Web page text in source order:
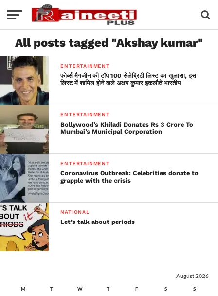
All posts tagged "Akshay kumar"
ENTERTAINMENT
फोर्ब्स मैगजीन की टॉप 100 सेलेब्रिटी लिस्ट का खुलासा, इस
लिस्ट में शामिल होने वाले अक्षय कुमार इकलौते भारतीय
ENTERTAINMENT
Bollywood’s Khiladi Donates Rs 3 Crore To
Mumbai’s Municipal Corporation
ENTERTAINMENT
Coronavirus Outbreak: Celebrities donate to
grapple with the crisis
NATIONAL
Let’s talk about periods
August 2026
M T W T F S S